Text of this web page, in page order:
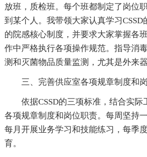
放班，质检班。每个班都制定了岗位
到某个人。我带领大家认真学习CSSD
的院感核心制度，并要求大家掌握各
作中严格执行各项操作规范。指导消
测和灭菌物品质量监测，尤其是外来器
三、完善供应室各项规章制度和岗
依据CSSD的三项标准，结合实际
各项规章制度和岗位职责。每周坚持
每月开展业务学习和技能练习，每季
育。